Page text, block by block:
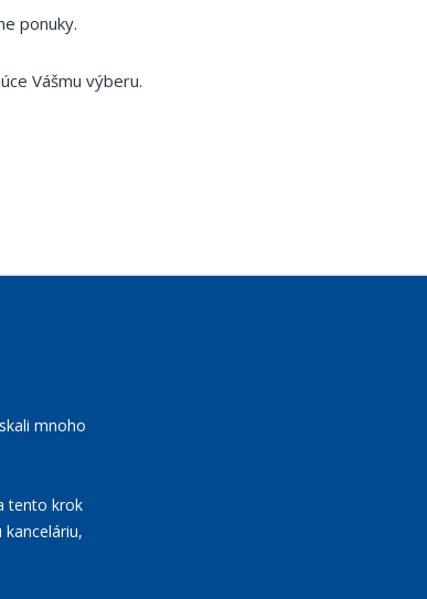
ponuky.
Vášmu výberu.
mnoho
tento krok